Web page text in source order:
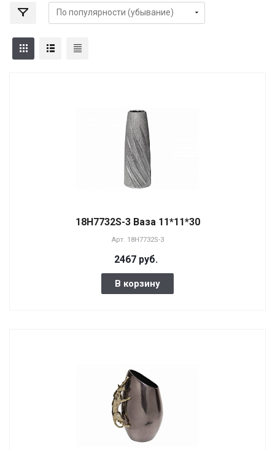
18H7732S-3 Ваза 11*11*30
Арт. 18H7732S-3
2467 руб.
В корзину